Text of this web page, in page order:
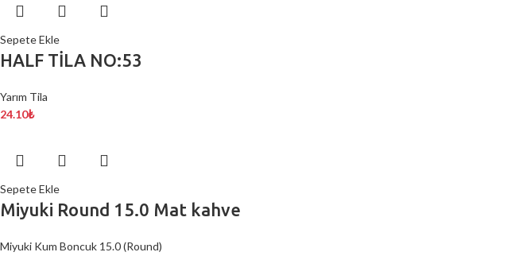
Sepete Ekle
HALF TİLA NO:53
Yarım Tila
24.10₺
Sepete Ekle
Miyuki Round 15.0 Mat kahve
Miyuki Kum Boncuk 15.0 (Round)